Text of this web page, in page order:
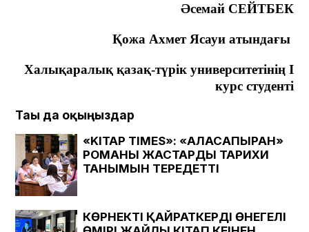
Әсемай СЕЙТБЕК
Қожа Ахмет Ясауи атындағы
Халықаралық қазақ-түрік университетінің І
курс студенті
Тағы да оқыңыздар
«KITAP TIMES»: «АЛАСАПЫРАН»
РОМАНЫ ЖАСТАРДЫҢ ТАРИХИ
ТАНЫМЫН ТЕРЕҢДЕТТІ
КӨРНЕКТІ ҚАЙРАТКЕРДІҢ ӨНЕГЕЛІ